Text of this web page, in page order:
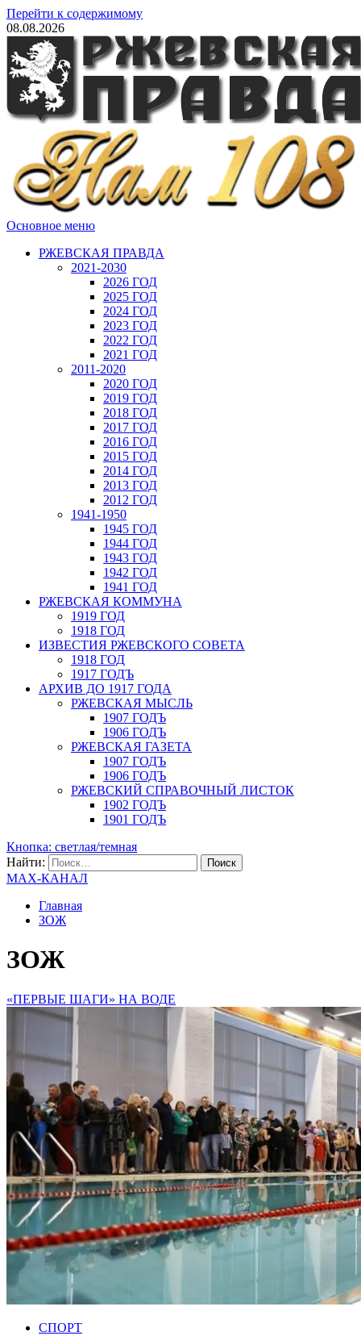
Перейти к содержимому
08.08.2026
Основное меню
РЖЕВСКАЯ ПРАВДА
2021-2030
2026 ГОД
2025 ГОД
2024 ГОД
2023 ГОД
2022 ГОД
2021 ГОД
2011-2020
2020 ГОД
2019 ГОД
2018 ГОД
2017 ГОД
2016 ГОД
2015 ГОД
2014 ГОД
2013 ГОД
2012 ГОД
1941-1950
1945 ГОД
1944 ГОД
1943 ГОД
1942 ГОД
1941 ГОД
РЖЕВСКАЯ КОММУНА
1919 ГОД
1918 ГОД
ИЗВЕСТИЯ РЖЕВСКОГО СОВЕТА
1918 ГОД
1917 ГОДЪ
АРХИВ ДО 1917 ГОДА
РЖЕВСКАЯ МЫСЛЬ
1907 ГОДЪ
1906 ГОДЪ
РЖЕВСКАЯ ГАЗЕТА
1907 ГОДЪ
1906 ГОДЪ
РЖЕВСКИЙ СПРАВОЧНЫЙ ЛИСТОК
1902 ГОДЪ
1901 ГОДЪ
Кнопка: светлая/темная
Найти:
MAX-КАНАЛ
Главная
ЗОЖ
ЗОЖ
«ПЕРВЫЕ ШАГИ» НА ВОДЕ
СПОРТ